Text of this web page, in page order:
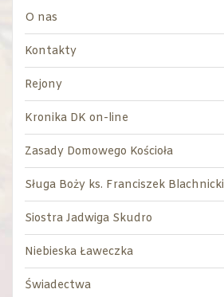
O nas
Kontakty
Rejony
Kronika DK on-line
Zasady Domowego Kościoła
Sługa Boży ks. Franciszek Blachnicki
Siostra Jadwiga Skudro
Niebieska Ławeczka
Świadectwa